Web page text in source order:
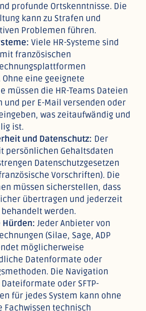
profunde Ortskenntnisse. Die
kann zu Strafen und
Problemen führen.
Viele HR-Systeme sind
französischen
eine geeignete
müssen die HR-Teams Dateien
und per E-Mail versenden oder
was zeitaufwändig und
ist.
und Datenschutz: Der
persönlichen Gehaltsdaten
Datenschutzgesetzen
französische Vorschriften). Die
müssen sicherstellen, dass
übertragen und jederzeit
werden.
Hürden: Jeder Anbieter von
(Silae, Sage, ADP
möglicherweise
Datenformate oder
Die Navigation
Dateiformate oder SFTP-
für jedes System kann ohne
Fachwissen technisch